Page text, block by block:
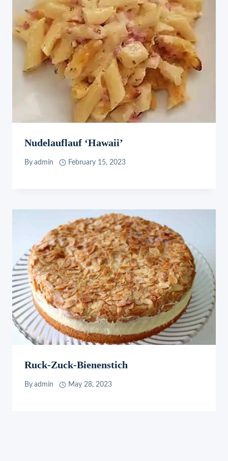
Nudelauflauf ‘Hawaii’
By admin February 15, 2023
Ruck-Zuck-Bienenstich
By admin May 28, 2023